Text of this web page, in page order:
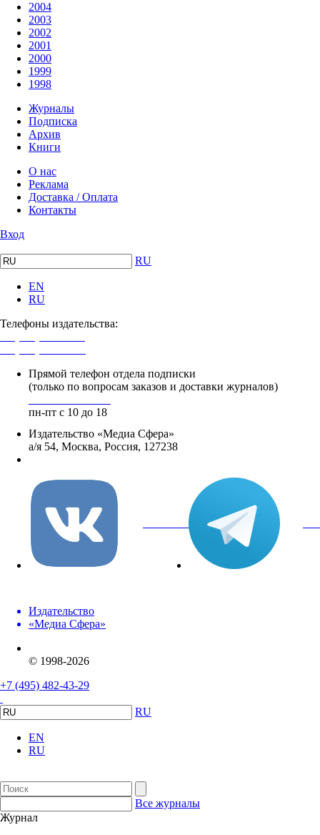
2004
2003
2002
2001
2000
1999
1998
Журналы
Подписка
Архив
Книги
О нас
Реклама
Доставка / Оплата
Контакты
Вход
RU
EN
RU
Телефоны издательства:
Прямой телефон отдела подписки
(только по вопросам заказов и доставки журналов)
пн-пт с 10 до 18
Издательство «Медиа Сфера»
а/я 54, Москва, Россия, 127238
вКонтакте
Издательство
«Медиа Сфера»
© 1998-2026
+7 (495) 482-43-29
RU
EN
RU
Все журналы
Журнал